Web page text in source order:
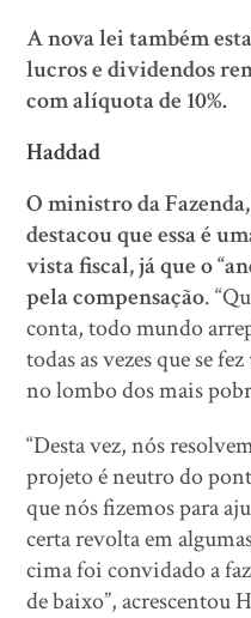
A nova lei também
lucros e dividendos
com alíquota de 10%.
Haddad
O ministro da
destacou que essa é
vista fiscal, já que o
pela compensação.
conta, todo mundo
todas as vezes que se
no lombo dos mais
“Desta vez, nós
projeto é neutro do
que nós fizemos para
certa revolta em
cima foi convidado a
de baixo”, acrescentou